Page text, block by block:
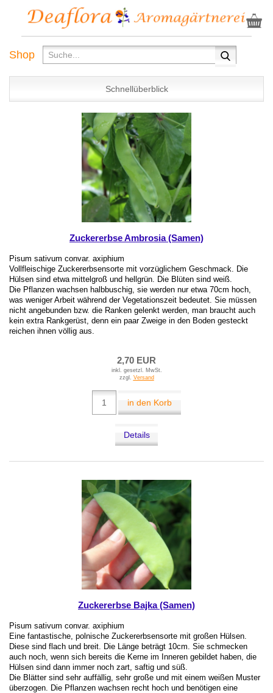
Shop
Schnellüberblick
Zuckererbse Ambrosia (Samen)
Pisum sativum convar. axiphium
Vollfleischige Zuckererbsensorte mit vorzüglichem Geschmack. Die
Hülsen sind etwa mittelgroß und hellgrün. Die Blüten sind weiß.
Die Pflanzen wachsen halbbuschig, sie werden nur etwa 70cm hoch,
was weniger Arbeit während der Vegetationszeit bedeutet. Sie müssen
nicht angebunden bzw. die Ranken gelenkt werden, man braucht auch
kein extra Rankgerüst, denn ein paar Zweige in den Boden gesteckt
reichen ihnen völlig aus.
2,70 EUR
inkl. gesetzl. MwSt.
zzgl. Versand
in den Korb
Details
Zuckererbse Bajka (Samen)
Pisum sativum convar. axiphium
Eine fantastische, polnische Zuckererbsensorte mit großen Hülsen.
Diese sind flach und breit. Die Länge beträgt 10cm. Sie schmecken
auch noch, wenn sich bereits die Kerne im Inneren gebildet haben, die
Hülsen sind dann immer noch zart, saftig und süß.
Die Blätter sind sehr auffällig, sehr große und mit einem weißen Muster
überzogen. Die Pflanzen wachsen recht hoch und benötigen eine